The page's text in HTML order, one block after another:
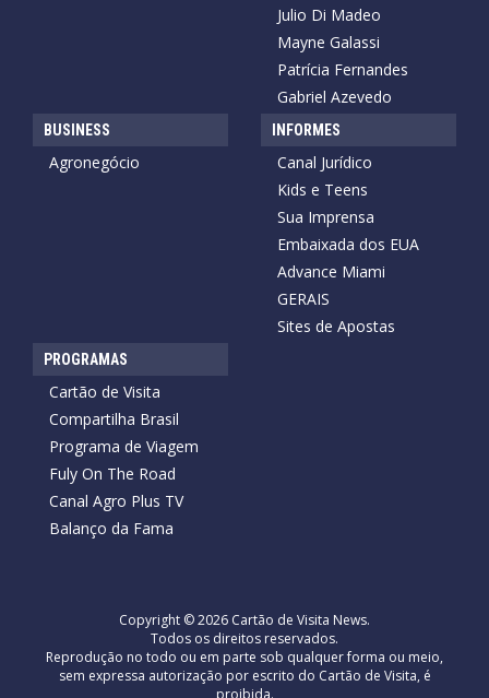
Julio Di Madeo
Mayne Galassi
Patrícia Fernandes
Gabriel Azevedo
BUSINESS
Agronegócio
INFORMES
Canal Jurídico
Kids e Teens
Sua Imprensa
Embaixada dos EUA
Advance Miami
GERAIS
Sites de Apostas
PROGRAMAS
Cartão de Visita
Compartilha Brasil
Programa de Viagem
Fuly On The Road
Canal Agro Plus TV
Balanço da Fama
Copyright © 2026 Cartão de Visita News.
Todos os direitos reservados.
Reprodução no todo ou em parte sob qualquer forma ou meio,
sem expressa autorização por escrito do Cartão de Visita, é